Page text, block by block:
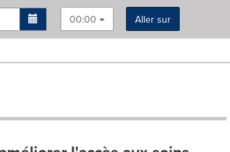
00:00
Aller sur